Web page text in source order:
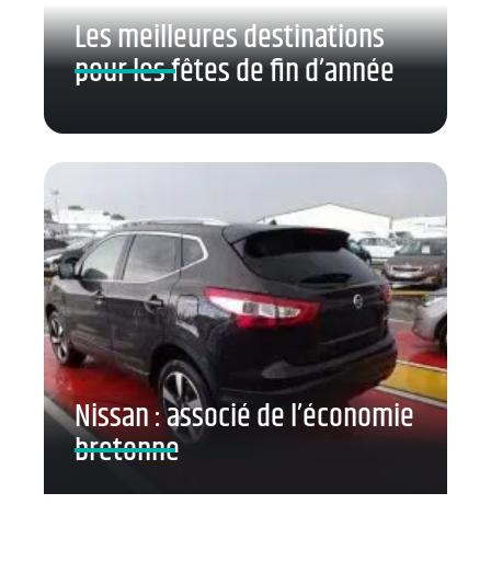
Les meilleures destinations
pour les fêtes de fin d’année
Nissan : associé de l’économie
bretonne